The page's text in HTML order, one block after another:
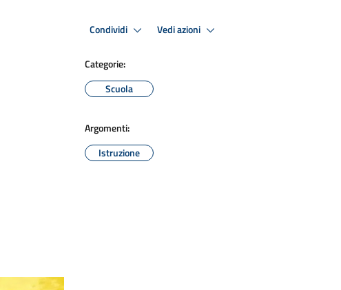
Condividi Vedi azioni
Categorie:
Scuola
Argomenti:
Istruzione